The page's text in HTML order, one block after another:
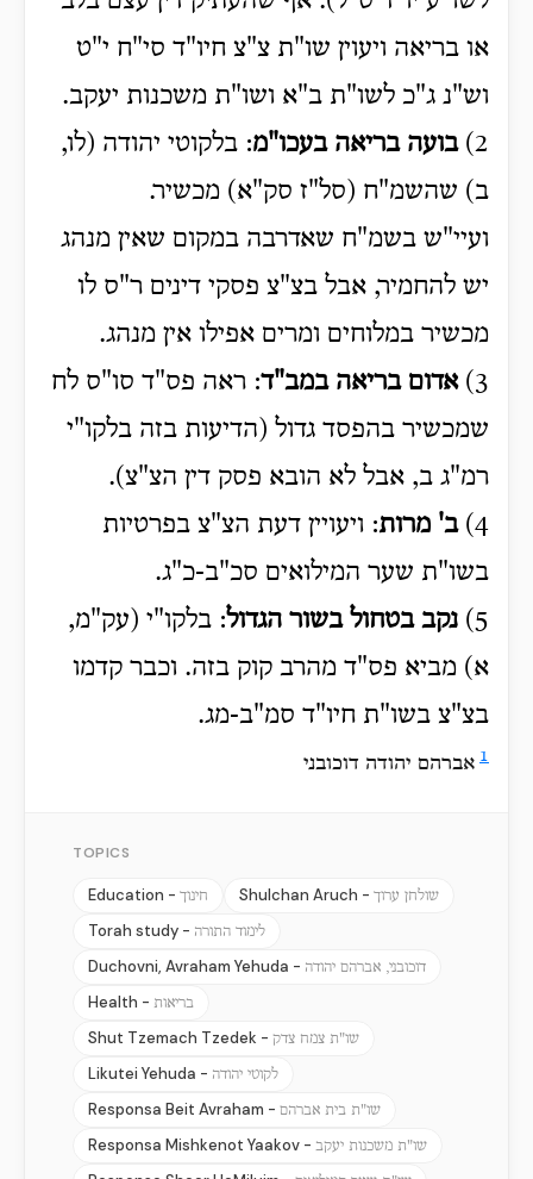
או בריאה ויעוין שו"ת צ"צ חיו"ד סי"ח י"ט
וש"נ ג"כ לשו"ת ב"א ושו"ת משכנות יעקב.
2)
בועה בריאה בעכו"מ: בלקוטי יהודה (לו,
ב) שהשמ"ח (סל"ז סק"א) מכשיר.
ועיי"ש בשמ"ח שאדרבה במקום שאין מנהג
יש להחמיר, אבל בצ"צ פסקי דינים ר"ס לו
מכשיר במלוחים ומרים אפילו אין מנהג.
3)
אדום בריאה במב"ד: ראה פס"ד סו"ס לח
שמכשיר בהפסד גדול (הדיעות בזה בלקו"י
רמ"ג ב, אבל לא הובא פסק דין הצ"צ).
4)
ב' מרות: ויעויין דעת הצ"צ בפרטיות
בשו"ת שער המילואים סכ"ב-כ"ג.
5)
נקב בטחול בשור הגדול: בלקו"י (עק"מ,
א) מביא פס"ד מהרב קוק בזה. וכבר קדמו
בצ"צ בשו"ת חיו"ד סמ"ב-מג.
1 אברהם יהודה דוכובני
TOPICS
Education - חינוך Shulchan Aruch - שולחן ערוך
Torah study - לימוד התורה
Duchovni, Avraham Yehuda - דוכובני, אברהם יהודה
Health - בריאות
Shut Tzemach Tzedek - שו"ת צמח צדק
Likutei Yehuda - לקוטי יהודה
Responsa Beit Avraham - שו"ת בית אברהם
Responsa Mishkenot Yaakov - שו"ת משכנות יעקב